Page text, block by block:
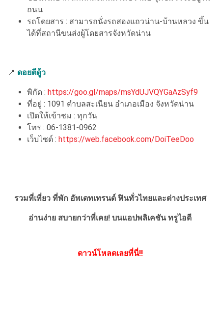
ถนน
รถโดยสาร : สามารถนั่งรถสองแถวน่าน-บ้านหลวง ขึ้น
ได้ที่สถานีขนส่งผู้โดยสารจังหวัดน่าน
📍 ดอยตีดู้ว
พิกัด : https://goo.gl/maps/msYdUJVQYGaAzSyf9
ที่อยู่ : 1091 ตำบลสะเนียน อำเภอเมือง จังหวัดน่าน
เปิดให้เข้าชม : ทุกวัน
โทร : 06-1381-0962
เว็บไซต์ : https://web.facebook.com/DoiTeeDoo
รวมที่เที่ยว ที่พัก อัพเดทเทรนด์ ฟินทั่วไทยและต่างประเทศ
อ่านง่าย สบายกว่าที่เคย! บนแอปพลิเคชัน ทรูไอดี
ดาวน์โหลดเลยที่นี่!!